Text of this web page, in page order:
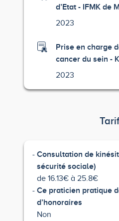
d’Etat - IFMK de
2023
Prise en charge
cancer du sein -
2023
Consultation de
sécurité sociale)
de 16.13€ à 25.8€
Ce praticien pratique
d’honoraires
Non